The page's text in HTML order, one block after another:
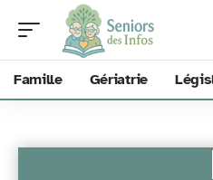
Famille Gériatrie